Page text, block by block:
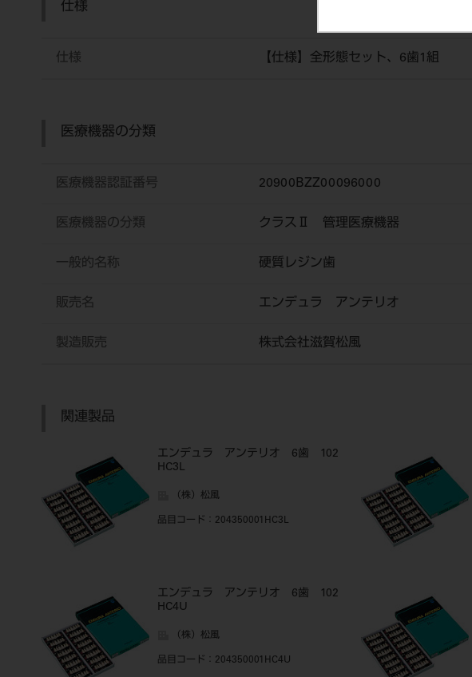
仕様
仕様 【仕様】全形態セット、6歯1組
医療機器の分類
医療機器認証番号 20900BZZ00096000
医療機器の分類 クラスⅡ 管理医療機器
一般的名称 硬質レジン歯
販売名 エンデュラ アンテリオ
製造販売 株式会社滋賀松風
関連製品
エンデュラ アンテリオ 6歯 102
HC3L
（株）松風
品目コード ：204350001HC3L
エンデュラ アンテリオ 6歯 102
HC4U
（株）松風
品目コード ：204350001HC4U